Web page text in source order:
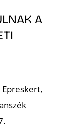
A
Epreskert,